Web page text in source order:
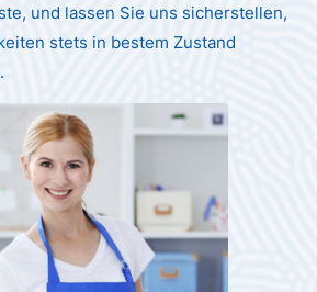
und lassen Sie uns sicherstellen,
stets in bestem Zustand